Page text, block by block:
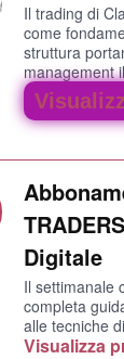
Il trading di
come
struttura
management
Digitale
Il settimanale
completa
alle tecniche
Visualizza